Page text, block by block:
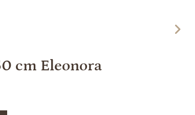
cm Eleonora